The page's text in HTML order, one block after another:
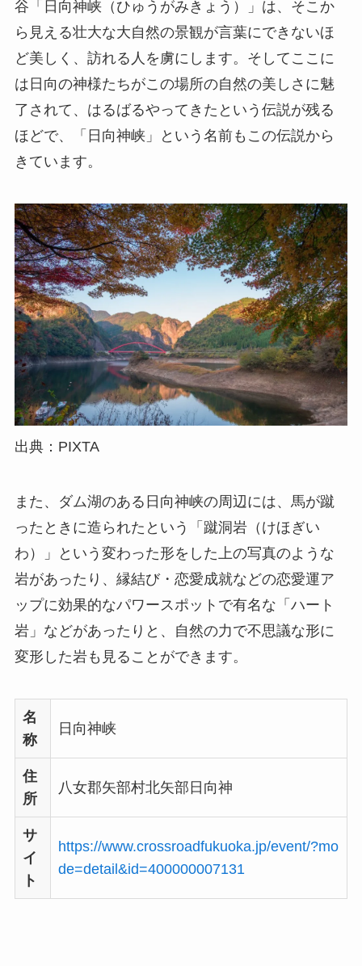
谷「日向神峡（ひゅうがみきょう）」は、そこか
ら見える壮大な大自然の景観が言葉にできないほ
ど美しく、訪れる人を虜にします。そしてここに
は日向の神様たちがこの場所の自然の美しさに魅
了されて、はるばるやってきたという伝説が残る
ほどで、「日向神峡」という名前もこの伝説から
きています。
出典：PIXTA
また、ダム湖のある日向神峡の周辺には、馬が蹴
ったときに造られたという「蹴洞岩（けほぎい
わ）」という変わった形をした上の写真のような
岩があったり、縁結び・恋愛成就などの恋愛運ア
ップに効果的なパワースポットで有名な「ハート
岩」などがあったりと、自然の力で不思議な形に
変形した岩も見ることができます。
名
称
日向神峡
住
所
八女郡矢部村北矢部日向神
サ
イ
ト
https://www.crossroadfukuoka.jp/event/?mo
de=detail&id=400000007131